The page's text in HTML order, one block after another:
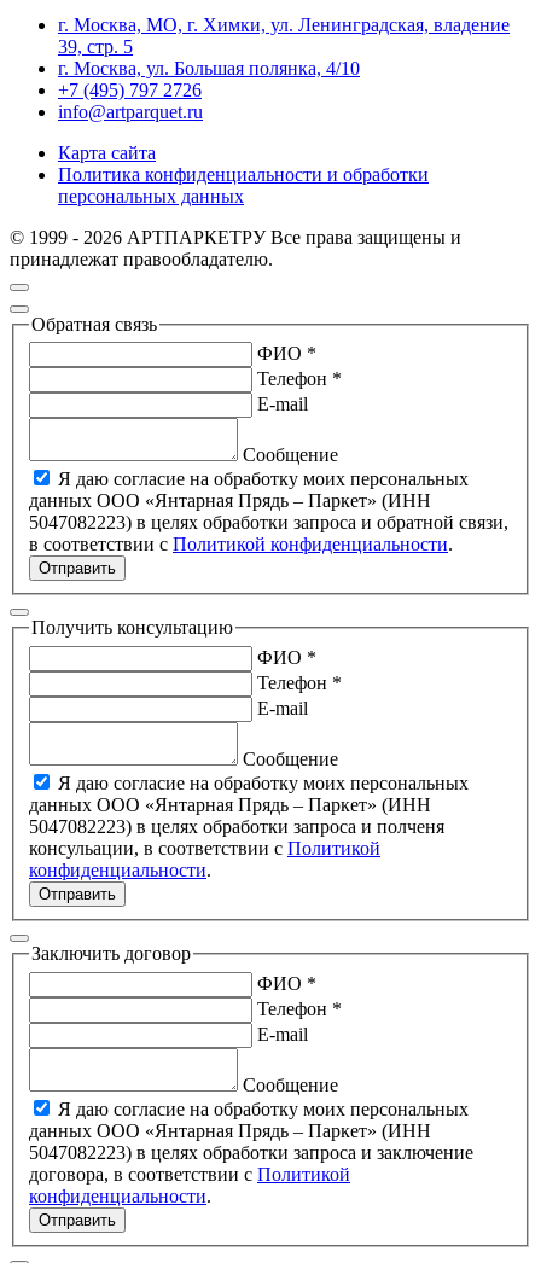
г. Москва, МО, г. Химки, ул. Ленинградская, владение
39, стр. 5
г. Москва, ул. Большая полянка, 4/10
+7 (495) 797 2726
info@artparquet.ru
Карта сайта
Политика конфиденциальности и обработки
персональных данных
© 1999 - 2026 АРТПАРКЕТРУ Все права защищены и
принадлежат правообладателю.
Обратная связь
ФИО *
Телефон *
E-mail
Сообщение
Я даю согласие на обработку моих персональных
данных ООО «Янтарная Прядь – Паркет» (ИНН
5047082223) в целях обработки запроса и обратной связи,
в соответствии с Политикой конфиденциальности.
Отправить
Получить консультацию
ФИО *
Телефон *
E-mail
Сообщение
Я даю согласие на обработку моих персональных
данных ООО «Янтарная Прядь – Паркет» (ИНН
5047082223) в целях обработки запроса и полченя
консульации, в соответствии с Политикой
конфиденциальности.
Отправить
Заключить договор
ФИО *
Телефон *
E-mail
Сообщение
Я даю согласие на обработку моих персональных
данных ООО «Янтарная Прядь – Паркет» (ИНН
5047082223) в целях обработки запроса и заключение
договора, в соответствии с Политикой
конфиденциальности.
Отправить